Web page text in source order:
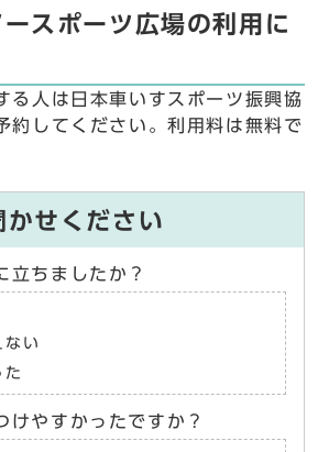
スポーツ広場の利用に
る人は日本車いすスポーツ振興協
約してください。利用料は無料で
かせください
立ちましたか？
ない
た
けやすかったですか？